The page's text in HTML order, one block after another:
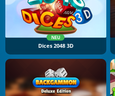
NEU
Dices 2048 3D